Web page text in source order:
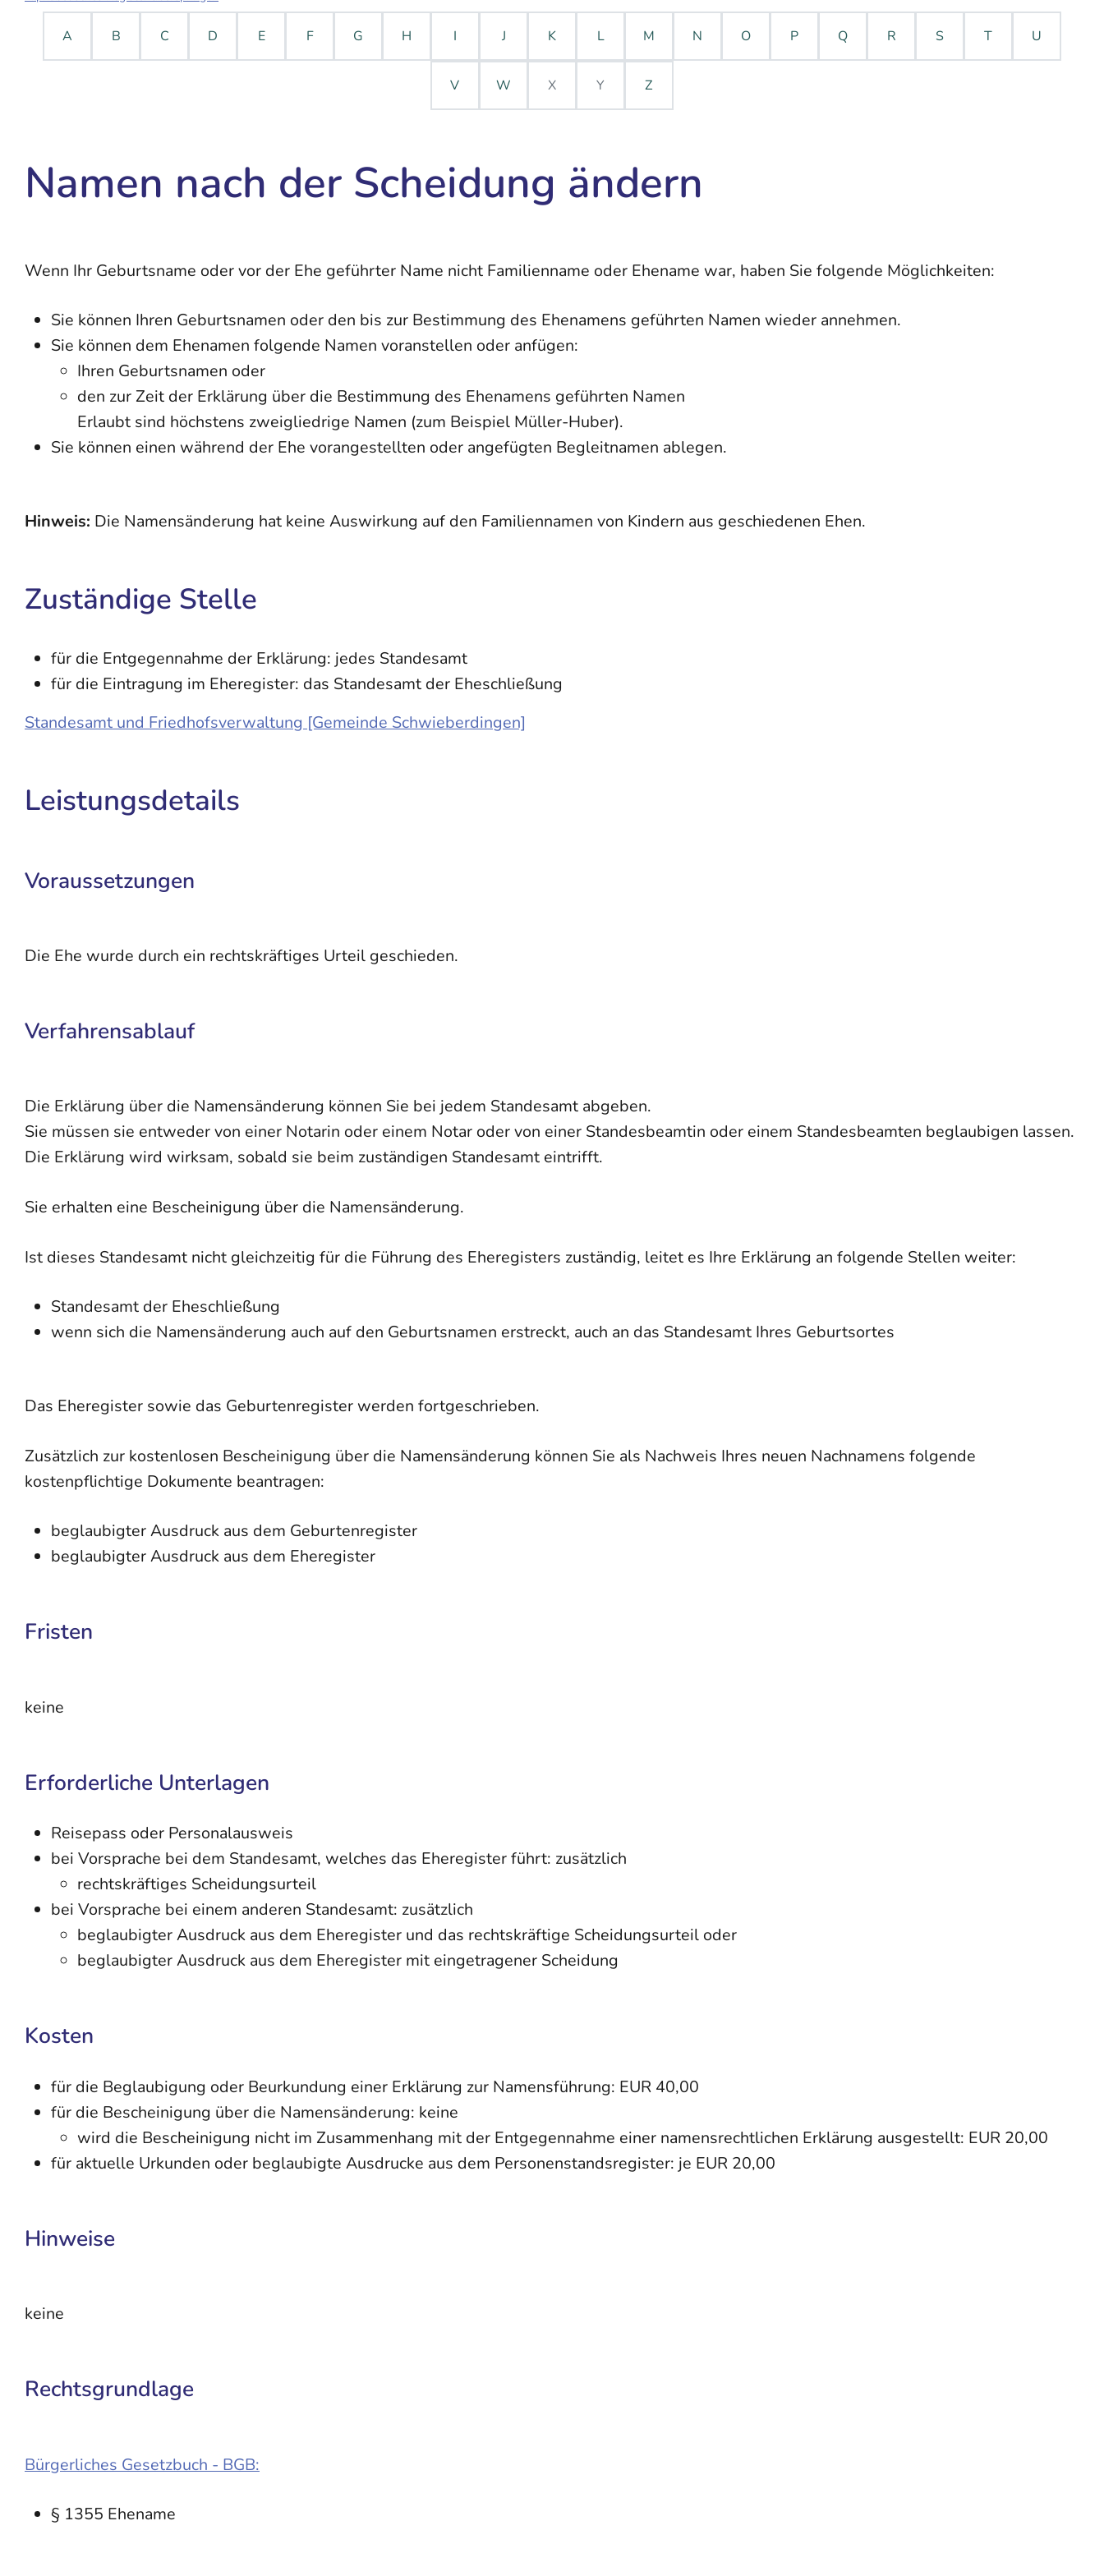
A B C D E F G H I J K L M N O P Q R S T U
V W X Y Z
Namen nach der Scheidung ändern
Wenn Ihr Geburtsname oder vor der Ehe geführter Name nicht Familienname oder Ehename war, haben Sie folgende Möglichkeiten:
Sie können Ihren Geburtsnamen oder den bis zur Bestimmung des Ehenamens geführten Namen wieder annehmen.
Sie können dem Ehenamen folgende Namen voranstellen oder anfügen:
Ihren Geburtsnamen oder
den zur Zeit der Erklärung über die Bestimmung des Ehenamens geführten Namen
Erlaubt sind höchstens zweigliedrige Namen (zum Beispiel Müller-Huber).
Sie können einen während der Ehe vorangestellten oder angefügten Begleitnamen ablegen.
Hinweis: Die Namensänderung hat keine Auswirkung auf den Familiennamen von Kindern aus geschiedenen Ehen.
Zuständige Stelle
für die Entgegennahme der Erklärung: jedes Standesamt
für die Eintragung im Eheregister: das Standesamt der Eheschließung
Standesamt und Friedhofsverwaltung [Gemeinde Schwieberdingen]
Leistungsdetails
Voraussetzungen
Die Ehe wurde durch ein rechtskräftiges Urteil geschieden.
Verfahrensablauf
Die Erklärung über die Namensänderung können Sie bei jedem Standesamt abgeben.
Sie müssen sie entweder von einer Notarin oder einem Notar oder von einer Standesbeamtin oder einem Standesbeamten beglaubigen lassen.
Die Erklärung wird wirksam, sobald sie beim zuständigen Standesamt eintrifft.
Sie erhalten eine Bescheinigung über die Namensänderung.
Ist dieses Standesamt nicht gleichzeitig für die Führung des Eheregisters zuständig, leitet es Ihre Erklärung an folgende Stellen weiter:
Standesamt der Eheschließung
wenn sich die Namensänderung auch auf den Geburtsnamen erstreckt, auch an das Standesamt Ihres Geburtsortes
Das Eheregister sowie das Geburtenregister werden fortgeschrieben.
Zusätzlich zur kostenlosen Bescheinigung über die Namensänderung können Sie als Nachweis Ihres neuen Nachnamens folgende
kostenpflichtige Dokumente beantragen:
beglaubigter Ausdruck aus dem Geburtenregister
beglaubigter Ausdruck aus dem Eheregister
Fristen
keine
Erforderliche Unterlagen
Reisepass oder Personalausweis
bei Vorsprache bei dem Standesamt, welches das Eheregister führt: zusätzlich
rechtskräftiges Scheidungsurteil
bei Vorsprache bei einem anderen Standesamt: zusätzlich
beglaubigter Ausdruck aus dem Eheregister und das rechtskräftige Scheidungsurteil oder
beglaubigter Ausdruck aus dem Eheregister mit eingetragener Scheidung
Kosten
für die Beglaubigung oder Beurkundung einer Erklärung zur Namensführung: EUR 40,00
für die Bescheinigung über die Namensänderung: keine
wird die Bescheinigung nicht im Zusammenhang mit der Entgegennahme einer namensrechtlichen Erklärung ausgestellt: EUR 20,00
für aktuelle Urkunden oder beglaubigte Ausdrucke aus dem Personenstandsregister: je EUR 20,00
Hinweise
keine
Rechtsgrundlage
Bürgerliches Gesetzbuch - BGB:
§ 1355 Ehename